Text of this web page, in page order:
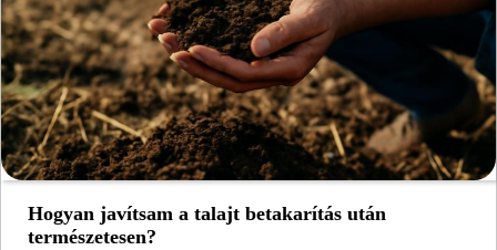
Hogyan javítsam a talajt betakarítás után
természetesen?